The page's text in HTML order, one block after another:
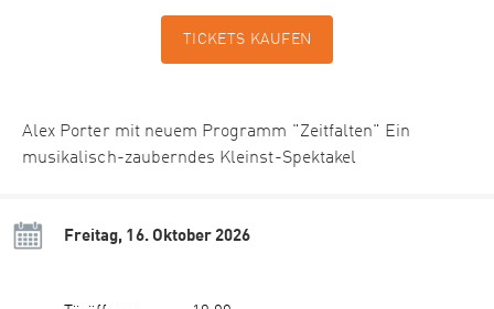
TICKETS KAUFEN
Alex Porter mit neuem Programm "Zeitfalten" Ein
musikalisch-zauberndes Kleinst-Spektakel
Freitag, 16. Oktober 2026